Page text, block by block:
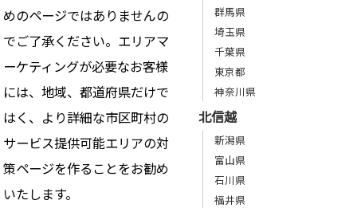
めのページではありませんの
でご了承ください。エリアマ
ーケティングが必要なお客様
には、地域、都道府県だけで
はく、より詳細な市区町村の
サービス提供可能エリアの対
策ページを作ることをお勧め
いたします。
群馬県
埼玉県
千葉県
東京都
神奈川県
北信越
新潟県
富山県
石川県
福井県